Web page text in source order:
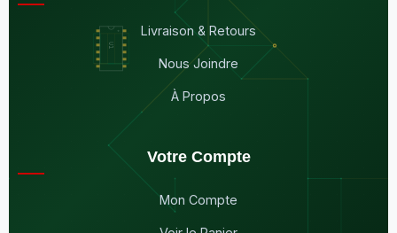
Livraison & Retours
Nous Joindre
À Propos
Votre Compte
Mon Compte